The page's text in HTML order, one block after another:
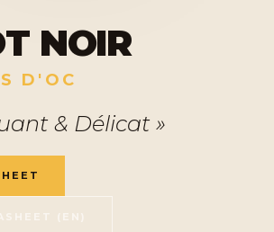
NOIR
D'OC
& Délicat »